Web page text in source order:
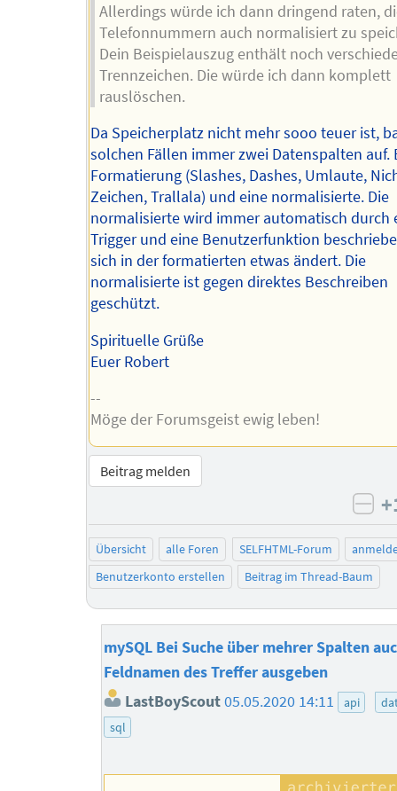
Allerdings würde ich dann dringend raten,
Telefonnummern auch normalisiert zu
Dein Beispielauszug enthält noch
Trennzeichen. Die würde ich dann komplett
rauslöschen.
Da Speicherplatz nicht mehr sooo teuer ist,
solchen Fällen immer zwei Datenspalten auf.
Formatierung (Slashes, Dashes, Umlaute,
Zeichen, Trallala) und eine normalisierte. Die
normalisierte wird immer automatisch durch
Trigger und eine Benutzerfunktion
sich in der formatierten etwas ändert. Die
normalisierte ist gegen direktes Beschreiben
geschützt.
Spirituelle Grüße
Euer Robert
--
Möge der Forumsgeist ewig leben!
Beitrag melden
Übersicht alle Foren SELFHTML-Forum
Benutzerkonto erstellen
Beitrag im Thread-Baum
mySQL Bei Suche über mehrer Spalten
Feldnamen des Treffer ausgeben
LastBoyScout05.05.2020 14:11 api
sql